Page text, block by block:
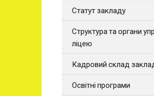
Статут закладу
Структура та органи
ліцею
Кадровий склад
Освітні програми